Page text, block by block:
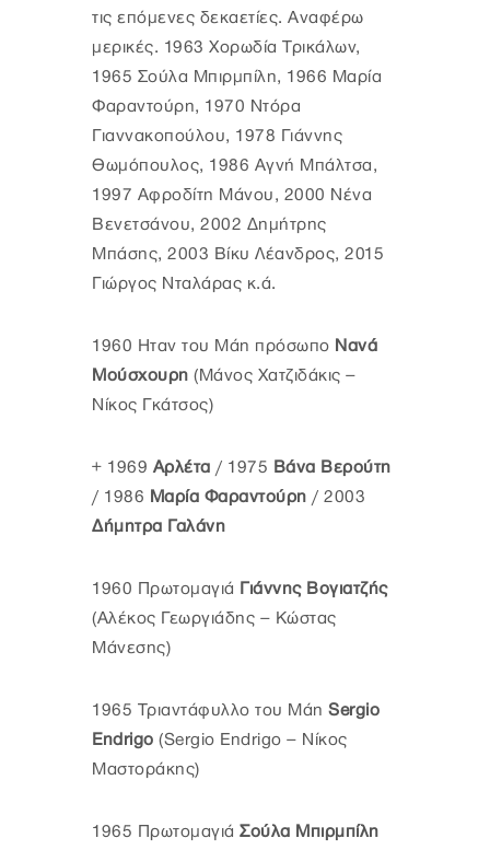
τις επόμενες δεκαετίες. Αναφέρω
μερικές. 1963 Χορωδία Τρικάλων,
1965 Σούλα Μπιρμπίλη, 1966 Μαρία
Φαραντούρη, 1970 Ντόρα
Γιαννακοπούλου, 1978 Γιάννης
Θωμόπουλος, 1986 Αγνή Μπάλτσα,
1997 Αφροδίτη Μάνου, 2000 Νένα
Βενετσάνου, 2002 Δημήτρης
Μπάσης, 2003 Βίκυ Λέανδρος, 2015
Γιώργος Νταλάρας κ.ά.
1960 Ηταν του Μάη πρόσωπο Νανά
Μούσχουρη (Μάνος Χατζιδάκις –
Νίκος Γκάτσος)
+ 1969 Αρλέτα / 1975 Βάνα Βερούτη
/ 1986 Μαρία Φαραντούρη / 2003
Δήμητρα Γαλάνη
1960 Πρωτομαγιά Γιάννης Βογιατζής
(Αλέκος Γεωργιάδης – Κώστας
Μάνεσης)
1965 Τριαντάφυλλο του Μάη Sergio
Endrigo (Sergio Endrigo – Νίκος
Μαστοράκης)
1965 Πρωτομαγιά Σούλα Μπιρμπίλη